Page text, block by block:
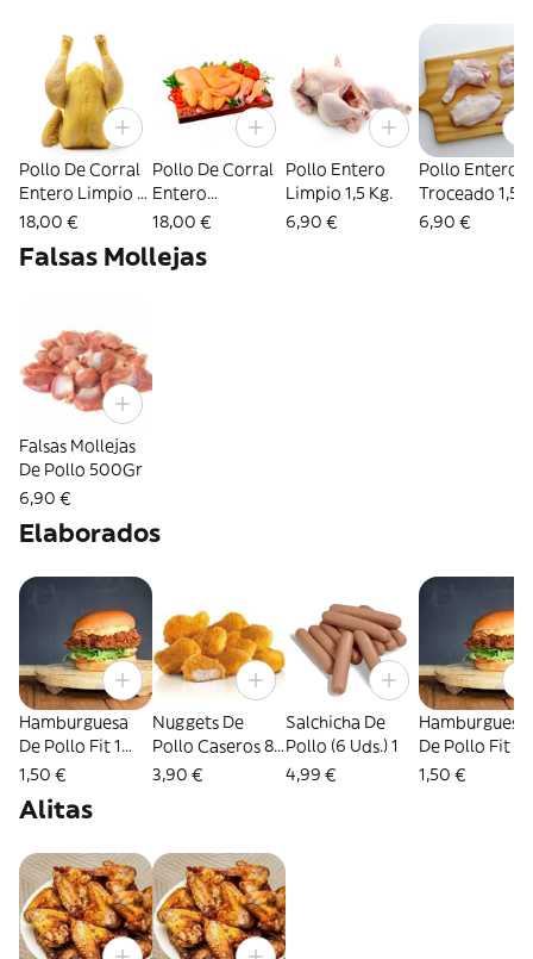
Pollo De Corral
Entero Limpio 2
Kg.
18,00 €
Pollo De Corral
Entero
Troceado 2 Kg.
18,00 €
Pollo Entero
Limpio 1,5 Kg.
6,90 €
Pollo Entero
Troceado 1,5
6,90 €
Falsas Mollejas
Falsas Mollejas
De Pollo 500Gr
6,90 €
Elaborados
Hamburguesa
De Pollo Fit 1
Unidad
1,50 €
Nuggets De
Pollo Caseros 8
Unidades
3,90 €
Salchicha De
Pollo (6 Uds.) 1
4,99 €
Hamburguesa
De Pollo Fit
1 Unidad
1,50 €
Alitas